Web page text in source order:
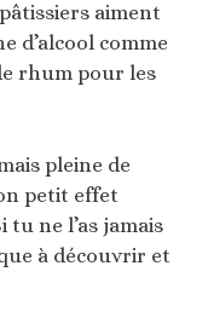
aiment
d’alcool comme
rhum pour les
pleine de
petit effet
ne l’as jamais
à découvrir et